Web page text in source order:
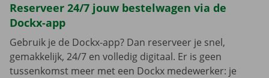
Reserveer 24/7 jouw bestelwagen via de
Dockx-app
Gebruik je de Dockx-app? Dan reserveer je snel,
gemakkelijk, 24/7 en volledig digitaal. Er is geen
tussenkomst meer met een Dockx medewerker: je